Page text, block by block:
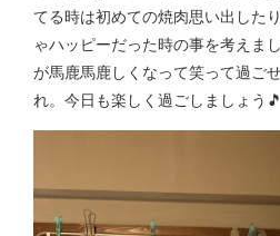
てる時は初めての焼肉思い出した
ゃハッピーだった時の事を考えま
が馬鹿馬鹿しくなって笑って過ご
れ。今日も楽しく過ごしましょう🎵